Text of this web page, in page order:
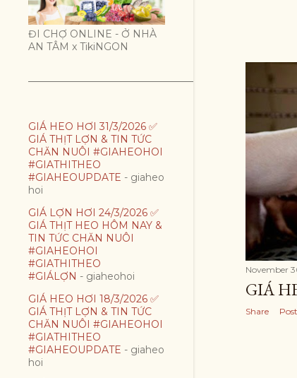
November
GIÁ
Share
ĐI CHỢ ONLINE - Ở NHÀ
AN TÂM x TikiNGON
GIÁ HEO HƠI 31/3/2026 ✅
GIÁ THỊT LỢN & TIN TỨC
CHĂN NUÔI #GIAHEOHOI
#GIATHITHEO
#GIAHEOUPDATE - giaheo
hoi
GIÁ LỢN HƠI 24/3/2026 ✅
GIÁ THỊT HEO HÔM NAY &
TIN TỨC CHĂN NUÔI
#GIAHEOHOI
#GIATHITHEO
#GIÁLỢN - giaheohoi
GIÁ HEO HƠI 18/3/2026 ✅
GIÁ THỊT LỢN & TIN TỨC
CHĂN NUÔI #GIAHEOHOI
#GIATHITHEO
#GIAHEOUPDATE - giaheo
hoi